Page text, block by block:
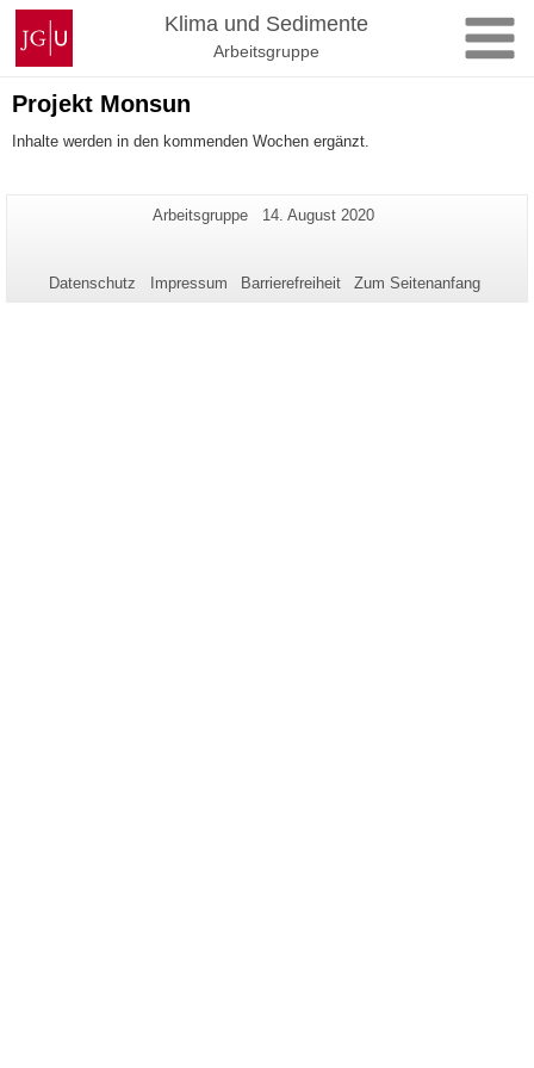
Zum
Inhalt
springen
Johannes
Gutenberg-
Universität
Mainz
Klima und Sedimente
Arbeitsgruppe
Projekt Monsun
Inhalte werden in den kommenden Wochen ergänzt.
Zusätzliche
dieser
Seiten-
Arbeitsgruppe
Letzte
14. August 2020
Datenschutz Impressum Barrierefreiheit Zum Seitenanfang